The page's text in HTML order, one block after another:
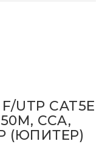
UTP CAT5E
CCA,
(ЮПИТЕР)